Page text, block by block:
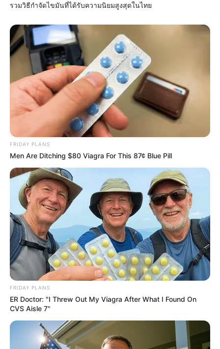
สีมงคล
แจกตาราง สีมงคลตามราศี 2569 ประจำ
เดือนพฤษภาคม โดย อ.รักษ์ เลขเด็ด
MThai เชื่อในสิ่งที่ทำ ทำในสิ่งที่เชื่อ
รับข่าวสารเลขมงคล สถิติเลขดัง ดวงรายวัน รายเดือน รายปี
พร้อมแนะนำวิธีเสริมดวง
ลุ้นรับรางวัลจากกิจกรรมเสริมความเป็นมงคลให้กับตัวท่านเอง
เปิดสมัครสมาชิก (ฟรี) เร็วๆนี้
LEGAL
นโยบายคุกกี้
นโยบายการคุ้มครองข้อมูลส่วนบุคคล
ติดต่อเรา
เกี่ยวกับเอ็มไทย
รวมวิธีกำจัดไขมันที่ได้รับความนิยมสูงสุดในไทย
FRIDAY PLANS
Men Are Ditching $80 Viagra For This 87¢ Blue Pill
FRIDAY PLANS
ER Doctor: "I Threw Out My Viagra After What I Found On
CVS Aisle 7"